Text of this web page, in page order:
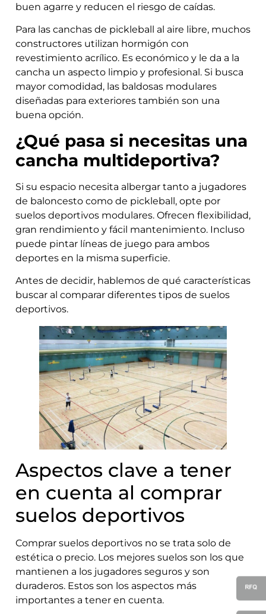
buen agarre y reducen el riesgo de caídas.
Para las canchas de pickleball al aire libre, muchos
constructores utilizan hormigón con
revestimiento acrílico. Es económico y le da a la
cancha un aspecto limpio y profesional. Si busca
mayor comodidad, las baldosas modulares
diseñadas para exteriores también son una
buena opción.
¿Qué pasa si necesitas una
cancha multideportiva?
Si su espacio necesita albergar tanto a jugadores
de baloncesto como de pickleball, opte por
suelos deportivos modulares. Ofrecen flexibilidad,
gran rendimiento y fácil mantenimiento. Incluso
puede pintar líneas de juego para ambos
deportes en la misma superficie.
Antes de decidir, hablemos de qué características
buscar al comparar diferentes tipos de suelos
deportivos.
Aspectos clave a tener
en cuenta al comprar
suelos deportivos
Comprar suelos deportivos no se trata solo de
estética o precio. Los mejores suelos son los que
mantienen a los jugadores seguros y son
duraderos. Estos son los aspectos más
importantes a tener en cuenta.